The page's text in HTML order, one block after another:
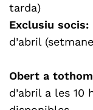
tarda)
Exclusiu socis:
d’abril
Obert a
d’abril a les 10